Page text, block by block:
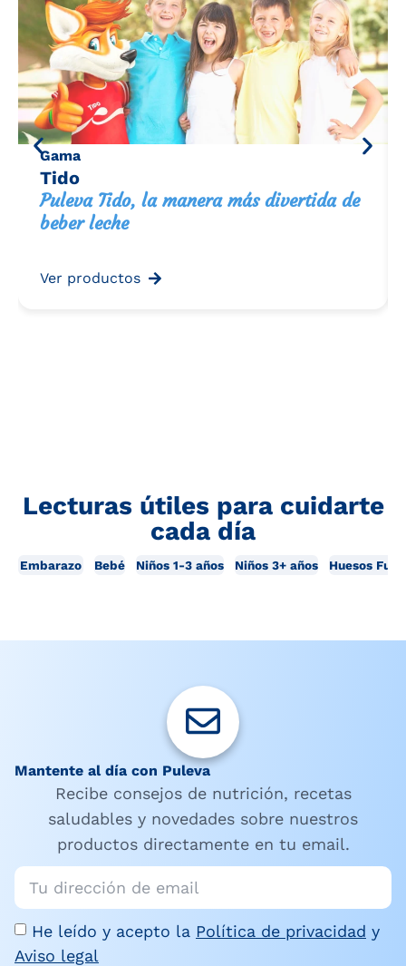
Gama
Tido
Puleva Tido, la manera más divertida de
beber leche
Ver productos
Lecturas útiles para cuidarte
cada día
Embarazo Bebé Niños 1-3 años Niños 3+ años Huesos
Mantente al día con Puleva
Recibe consejos de nutrición, recetas
saludables y novedades sobre nuestros
productos directamente en tu email.
He leído y acepto la Política de privacidad y
Aviso legal